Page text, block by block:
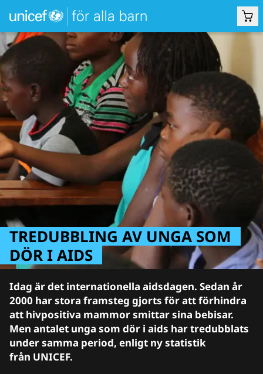
TREDUBBLING AV UNGA SOM
DÖR I AIDS
Idag är det internationella aidsdagen. Sedan år
2000 har stora framsteg gjorts för att förhindra
att hivpositiva mammor smittar sina bebisar.
Men antalet unga som dör i aids har tredubblats
under samma period, enligt ny statistik
från UNICEF.